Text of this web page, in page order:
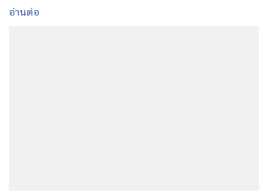
อ่านต่อ